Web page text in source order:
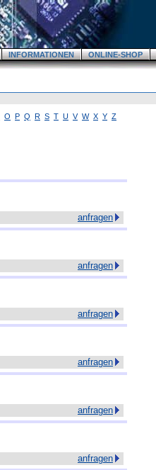
INFORMATIONEN ONLINE-SHOP
O P Q R S T U V W X Y Z
anfragen
anfragen
anfragen
anfragen
anfragen
anfragen